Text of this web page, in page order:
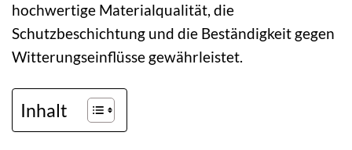
hochwertige Materialqualität, die
Schutzbeschichtung und die Beständigkeit gegen
Witterungseinflüsse gewährleistet.
Inhalt